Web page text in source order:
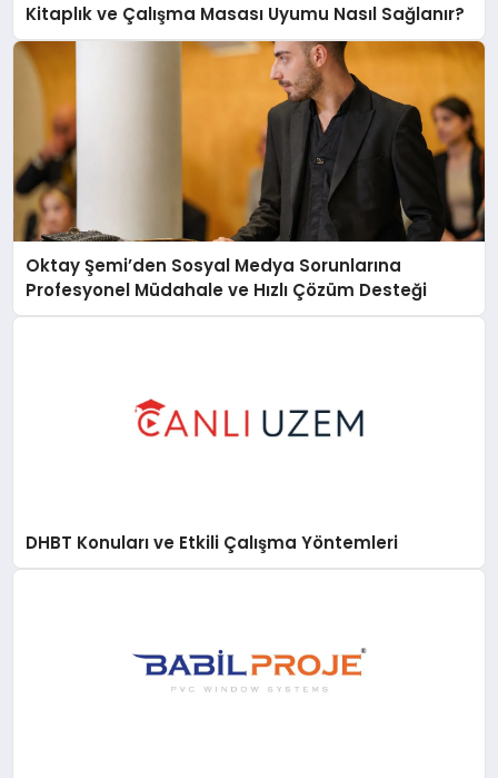
Kitaplık ve Çalışma Masası Uyumu Nasıl Sağlanır?
Oktay Şemi’den Sosyal Medya Sorunlarına
Profesyonel Müdahale ve Hızlı Çözüm Desteği
DHBT Konuları ve Etkili Çalışma Yöntemleri